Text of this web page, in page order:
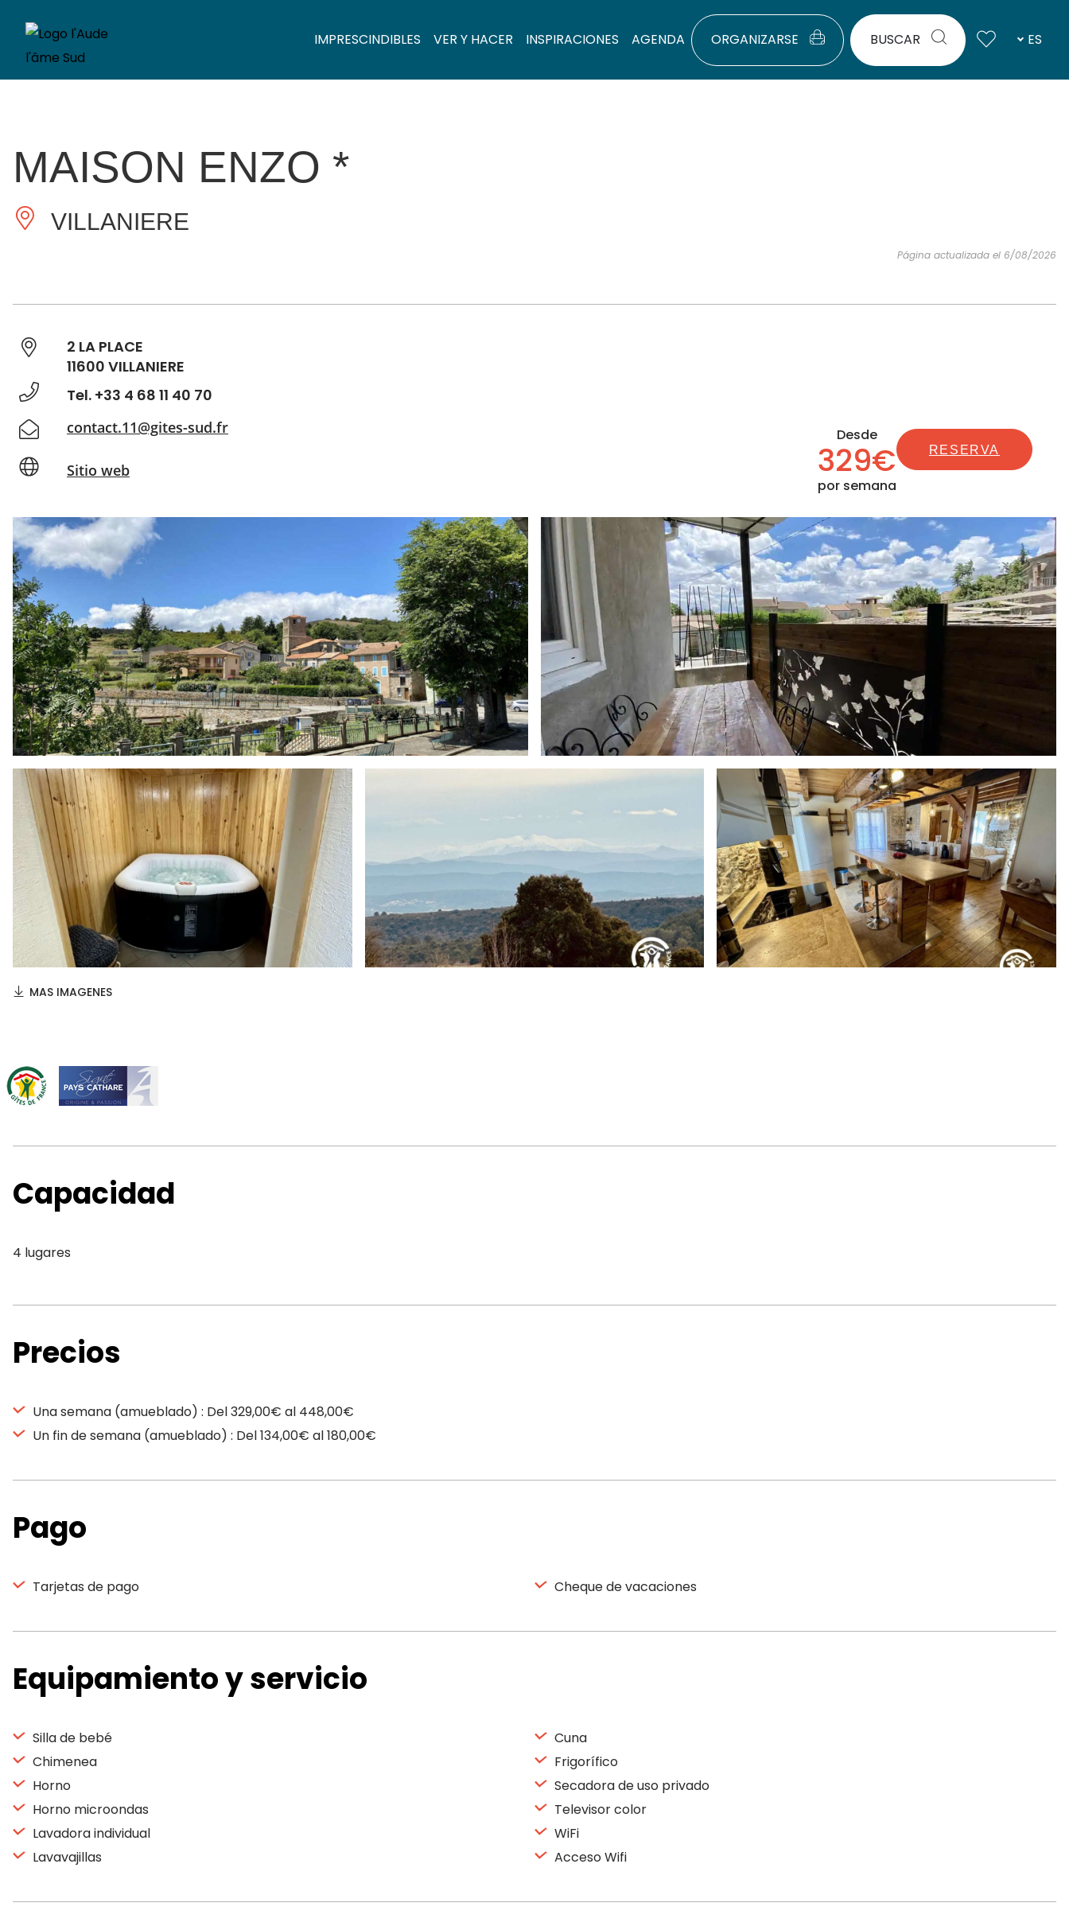
IMPRESCINDIBLES VER Y HACER INSPIRACIONES AGENDA ORGANIZARSE BUSCAR ES
MAISON ENZO *
VILLANIERE
Página actualizada el 6/08/2026
2 LA PLACE
11600 VILLANIERE
Tel. +33 4 68 11 40 70
contact.11@gites-sud.fr
Sitio web
Desde
329€
por semana
RESERVA
MAS IMAGENES
Capacidad
4 lugares
Precios
Una semana (amueblado) : Del 329,00€ al 448,00€
Un fin de semana (amueblado) : Del 134,00€ al 180,00€
Pago
Tarjetas de pago Cheque de vacaciones
Equipamiento y servicio
Silla de bebé
Chimenea
Horno
Horno microondas
Lavadora individual
Lavavajillas
Cuna
Frigorífico
Secadora de uso privado
Televisor color
WiFi
Acceso Wifi